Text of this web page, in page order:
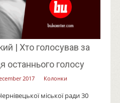
| Хто голосував за
останнього голосу
2017 Колонки
міської ради 30